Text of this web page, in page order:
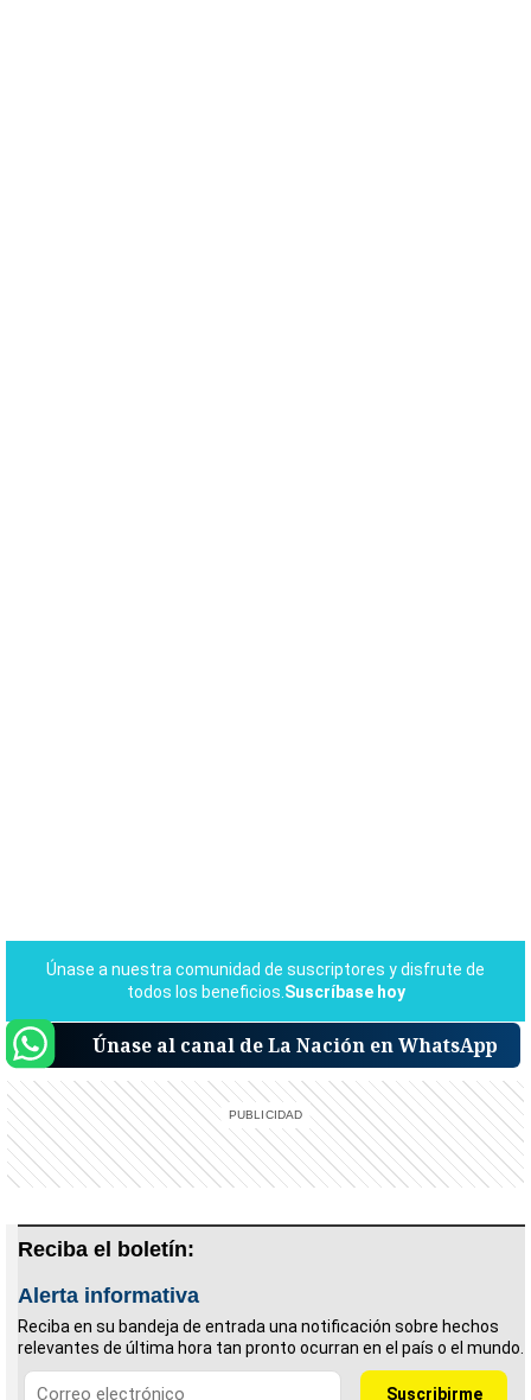
Únase al canal de La Nación en WhatsApp
Reciba el boletín:
Alerta informativa
Reciba en su bandeja de entrada una notificación sobre hechos
relevantes de última hora tan pronto ocurran en el país o el mundo.